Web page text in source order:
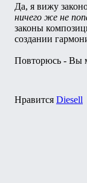
Да, я вижу
ничего же не
законы
создании
Повторюсь - Вы
Нравится Diesell